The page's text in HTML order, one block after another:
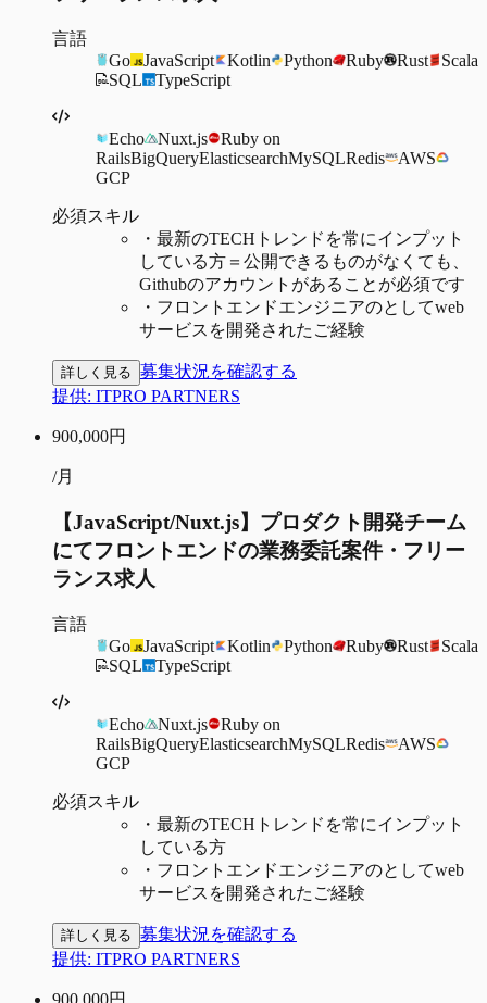
言語
Go
JavaScript Kotlin Python Ruby Rust
Scala
SQL
TypeScript
Echo Nuxt.js
Ruby on
RailsBigQueryElasticsearchMySQLRedis
AWS
GCP
必須スキル
・ 最新のTECHトレンドを常にインプット
している方＝公開できるものがなくても、
Githubのアカウントがあることが必須です
・ フロントエンドエンジニアのとしてweb
サービスを開発されたご経験
詳しく見る 募集状況を確認する
提供: ITPRO PARTNERS
900,000円
/月
【JavaScript/Nuxt.js】プロダクト開発チーム
にてフロントエンドの業務委託案件・フリー
ランス求人
言語
Go
JavaScript Kotlin Python Ruby Rust
Scala
SQL
TypeScript
Echo Nuxt.js
Ruby on
RailsBigQueryElasticsearchMySQLRedis
AWS
GCP
必須スキル
・ 最新のTECHトレンドを常にインプット
している方
・ フロントエンドエンジニアのとしてweb
サービスを開発されたご経験
詳しく見る 募集状況を確認する
提供: ITPRO PARTNERS